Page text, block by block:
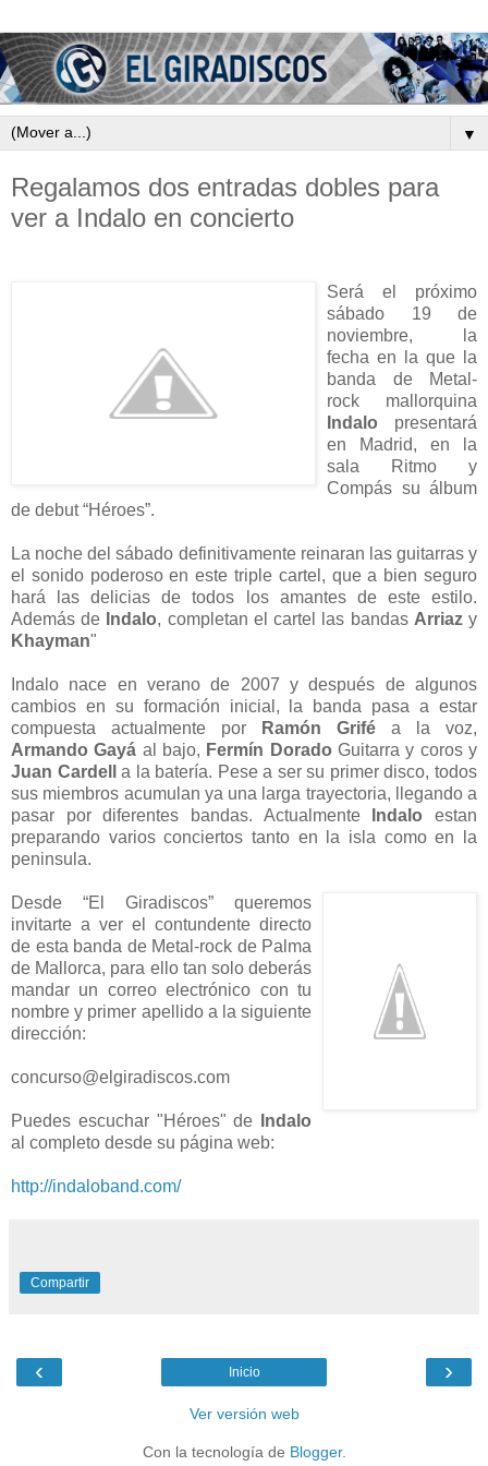
▼
Regalamos dos entradas dobles para
ver a Indalo en concierto
Será el próximo
sábado 19 de
noviembre, la
fecha en la que la
banda de Metal-
rock mallorquina
Indalo presentará
en Madrid, en la
sala Ritmo y
Compás su álbum
de debut “Héroes”.
La noche del sábado definitivamente reinaran las guitarras y
el sonido poderoso en este triple cartel, que a bien seguro
hará las delicias de todos los amantes de este estilo.
Además de Indalo, completan el cartel las bandas Arriazy
Khayman"
Indalo nace en verano de 2007 y después de algunos
cambios en su formación inicial, la banda pasa a estar
compuesta actualmente por
Ramón Grifé a la voz,
Armando Gayá al bajo, Fermín Dorado Guitarra y coros y
Juan Cardell
a la batería. Pese a ser su primer disco, todos
sus miembros acumulan ya una larga trayectoria, llegando a
pasar por diferentes bandas. Actualmente
Indalo estan
preparando varios conciertos tanto en la isla como en la
peninsula.
Desde “El Giradiscos” queremos
invitarte a ver el contundente directo
de esta banda de Metal-rock de Palma
de Mallorca, para ello tan solo deberás
mandar un correo electrónico con tu
nombre y primer apellido a la siguiente
dirección:
concurso@elgiradiscos.com
Puedes escuchar "Héroes" de
Indalo
al completo desde su página web:
http://indaloband.com/
Compartir
‹ ›
Inicio
Ver versión web
Con la tecnología de Blogger.